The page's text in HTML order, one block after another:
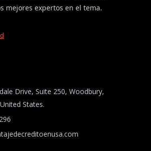
mejores expertos en el tema.
Drive, Suite 250, Woodbury,
States​.